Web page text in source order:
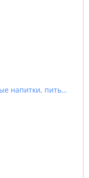
Безалкогольные, слабоалкогольные напитки, питьевая вода